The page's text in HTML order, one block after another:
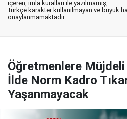
içeren, imla kuralları ile yazılmamış,
Türkçe karakter kullanılmayan ve büyük
onaylanmamaktadır.
Öğretmenlere
İlde Norm Kadro
Yaşanmayacak